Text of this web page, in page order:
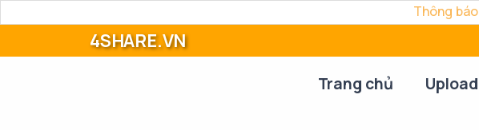
Thông
4SHARE.VN
Trang chủ Upload